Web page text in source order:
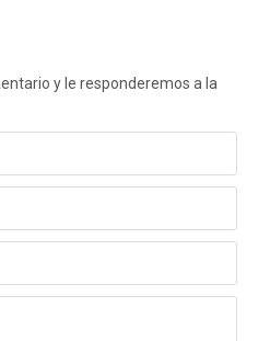
y le responderemos a la